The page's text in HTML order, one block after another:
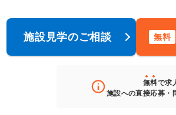
施設見学のご相談 無料
無料で求
施設への直接応募・